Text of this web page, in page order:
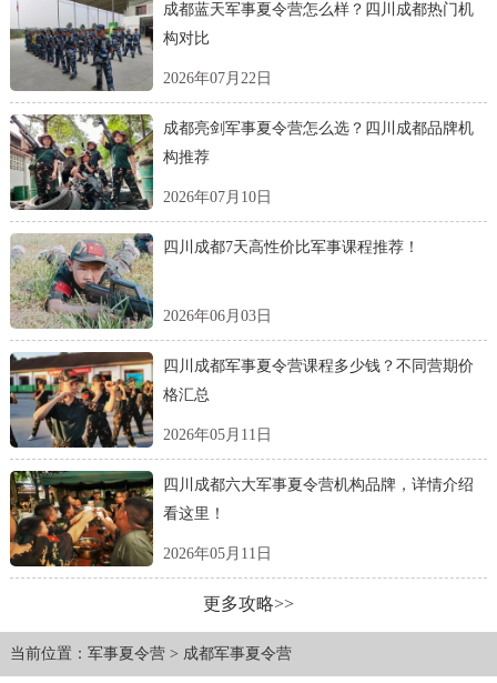
成都蓝天军事夏令营怎么样？四川成都热门机
构对比
2026年07月22日
成都亮剑军事夏令营怎么选？四川成都品牌机
构推荐
2026年07月10日
四川成都7天高性价比军事课程推荐！
2026年06月03日
四川成都军事夏令营课程多少钱？不同营期价
格汇总
2026年05月11日
四川成都六大军事夏令营机构品牌，详情介绍
看这里！
2026年05月11日
更多攻略>>
当前位置： 军事夏令营> 成都军事夏令营